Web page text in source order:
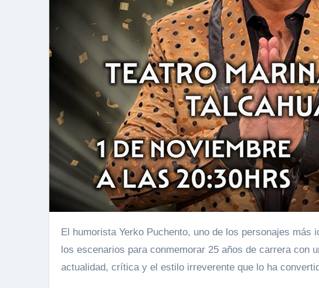
El humorista Yerko Puchento, uno de los personajes más icónicos de la comedia nacional, regresa a
los escenarios para conmemorar 25 años de carrera con
actualidad, crítica y el estilo irreverente que lo ha